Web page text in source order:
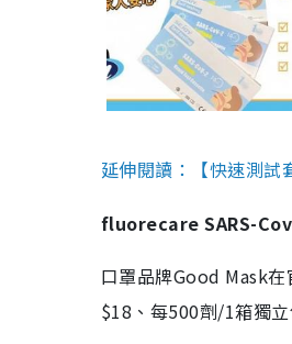
延伸閱讀：【快速測
fluorecare SARS-
口罩品牌Good Mask
$18、每500劑/1箱獨